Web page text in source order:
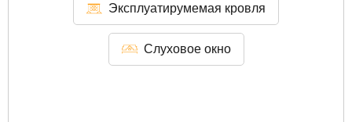
Эксплуатирумемая кровля
Слуховое окно